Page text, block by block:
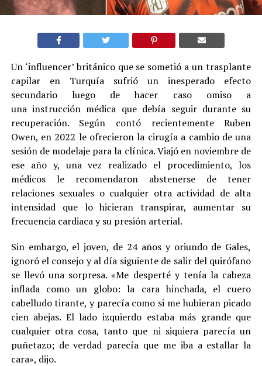
Un ‘influencer’ británico que se sometió a un trasplante
capilar en Turquía sufrió un inesperado efecto
secundario luego de hacer caso omiso a
una instrucción médica que debía seguir durante su
recuperación. Según contó recientemente Ruben
Owen, en 2022 le ofrecieron la cirugía a cambio de una
sesión de modelaje para la clínica. Viajó en noviembre de
ese año y, una vez realizado el procedimiento, los
médicos le recomendaron abstenerse de tener
relaciones sexuales o cualquier otra actividad de alta
intensidad que lo hicieran transpirar, aumentar su
frecuencia cardiaca y su presión arterial.
Sin embargo, el joven, de 24 años y oriundo de Gales,
ignoró el consejo y al día siguiente de salir del quirófano
se llevó una sorpresa. «Me desperté y tenía la cabeza
inflada como un globo: la cara hinchada, el cuero
cabelludo tirante, y parecía como si me hubieran picado
cien abejas. El lado izquierdo estaba más grande que
cualquier otra cosa, tanto que ni siquiera parecía un
puñetazo; de verdad parecía que me iba a estallar la
cara», dijo.